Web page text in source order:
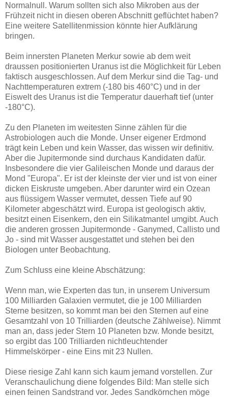
Normalnull. Warum sollten sich also Mikroben aus der
Frühzeit nicht in diesen oberen Abschnitt geflüchtet haben?
Eine weitere Satellitenmission könnte hier Aufklärung
bringen.
Beim innersten Planeten Merkur sowie ab dem weit
draussen positionierten Uranus ist die Möglichkeit für Leben
faktisch ausgeschlossen. Auf dem Merkur sind die Tag- und
Nachttemperaturen extrem (-180 bis 460°C) und in der
Eiswelt des Uranus ist die Temperatur dauerhaft tief (unter
-180°C).
Zu den Planeten im weitesten Sinne zählen für die
Astrobiologen auch die Monde. Unser eigener Erdmond
trägt kein Leben und kein Wasser, das wissen wir definitiv.
Aber die Jupitermonde sind durchaus Kandidaten dafür.
Insbesondere die vier Galileischen Monde und daraus der
Mond "Europa". Er ist der kleinste der vier und ist von einer
dicken Eiskruste umgeben. Aber darunter wird ein Ozean
aus flüssigem Wasser vermutet, dessen Tiefe auf 90
Kilometer abgeschätzt wird. Europa ist geologisch aktiv,
besitzt einen Eisenkern, den ein Silikatmantel umgibt. Auch
die anderen grossen Jupitermonde - Ganymed, Callisto und
Jo - sind mit Wasser ausgestattet und stehen bei den
Biologen unter Beobachtung.
Zum Schluss eine kleine Abschätzung:
Wenn man, wie Experten das tun, in unserem Universum
100 Milliarden Galaxien vermutet, die je 100 Milliarden
Sterne besitzen, so kommt man bei den Sternen auf eine
Gesamtzahl von 10 Trilliarden (deutsche Zählweise). Nimmt
man an, dass jeder Stern 10 Planeten bzw. Monde besitzt,
so ergibt das 100 Trilliarden nichtleuchtender
Himmelskörper - eine Eins mit 23 Nullen.
Diese riesige Zahl kann sich kaum jemand vorstellen. Zur
Veranschaulichung diene folgendes Bild: Man stelle sich
einen feinen Sandstrand vor. Jedes Sandkörnchen möge